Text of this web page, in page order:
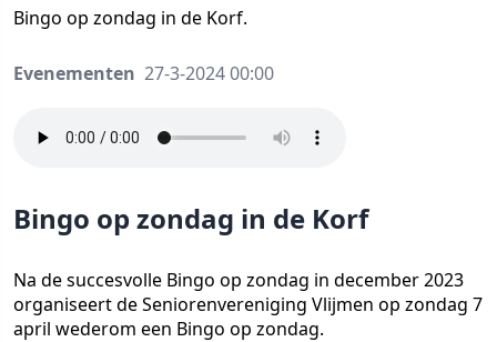
Bingo op zondag in de Korf.
Evenementen 27-3-2024 00:00
Bingo op zondag in de Korf
Na de succesvolle Bingo op zondag in december 2023
organiseert de Seniorenvereniging Vlijmen op zondag 7
april wederom een Bingo op zondag.